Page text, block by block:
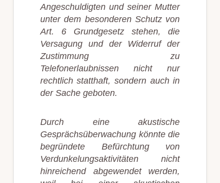
Angeschuldigten und seiner Mutter
unter dem besonderen Schutz von
Art. 6 Grundgesetz stehen, die
Versagung und der Widerruf der
Zustimmung zu
Telefonerlaubnissen nicht nur
rechtlich statthaft, sondern auch in
der Sache geboten.
Durch eine akustische
Gesprächsüberwachung könnte die
begründete Befürchtung von
Verdunkelungsaktivitäten nicht
hinreichend abgewendet werden,